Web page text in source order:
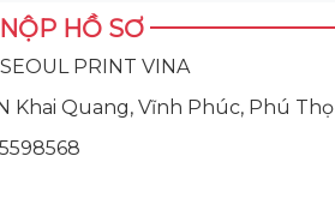
HỒ SƠ
PRINT VINA
Khai Quang, Vĩnh Phúc, Phú Thọ